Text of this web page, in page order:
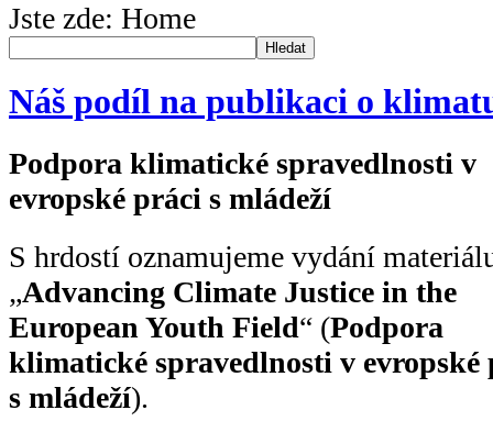
Jste zde: Home
Hledat
Náš podíl na publikaci o
Podpora klimatické spravedlnosti v
evropské práci s mládeží
S hrdostí oznamujeme vydání
„Advancing Climate Justice in the
European Youth Field“ (Podpora
klimatické spravedlnosti v evropské
s mládeží).